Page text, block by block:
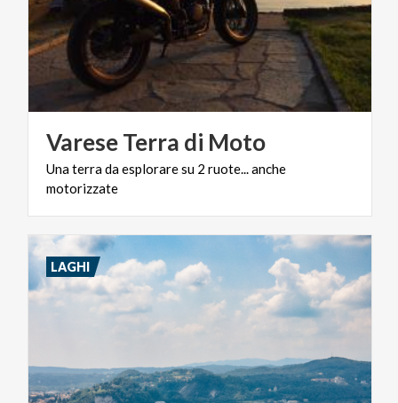
VareseTerra di Moto
Unaterradaesploraresu 2 ruote...anche
motorizzate
LAGHI